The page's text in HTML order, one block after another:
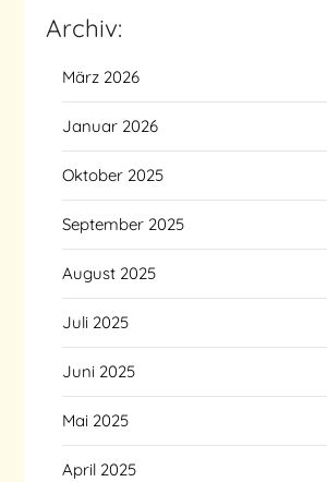
Archiv:
März 2026
Januar 2026
Oktober 2025
September 2025
August 2025
Juli 2025
Juni 2025
Mai 2025
April 2025